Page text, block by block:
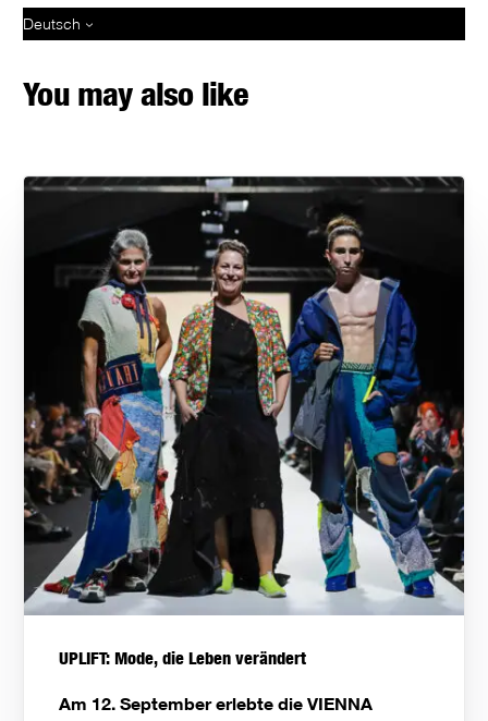
Deutsch
You may also like
UPLIFT: Mode, die Leben verändert
Am 12. September erlebte die VIENNA